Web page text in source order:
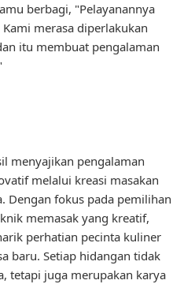
berbagi, "Pelayanannya
merasa diperlakukan
itu membuat pengalaman
menyajikan pengalaman
melalui kreasi masakan
Dengan fokus pada pemilihan
memasak yang kreatif,
perhatian pecinta kuliner
baru. Setiap hidangan tidak
tetapi juga merupakan karya